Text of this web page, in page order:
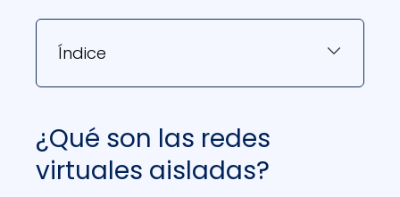
Índice
¿Qué son las redes
virtuales aisladas?